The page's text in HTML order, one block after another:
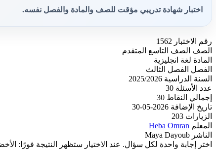
اختبار شهادة تدريبي مؤقت للصف والمادة والفصل نفسه.
رقم الاختبار 1562
الصف الصف التاسع المتقدم
المادة لغة انجليزية
الفصل الفصل الثالث
السنة الدراسية 2025/2026
عدد الأسئلة 30
إجمالي النقاط 30
تاريخ الإضافة 2026-05-30
الزيارات 203
المعلم Heba Omran
الناشر Maya Dayoub
اختر إجابة واحدة لكل سؤال. عند الاختيار ستظهر النتيجة فورًا: